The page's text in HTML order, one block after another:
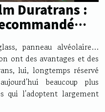
Duratrans :
panneau alvéolaire…
ont des avantages et des
lui, longtemps réservé
beaucoup plus
qui l'adoptent largement